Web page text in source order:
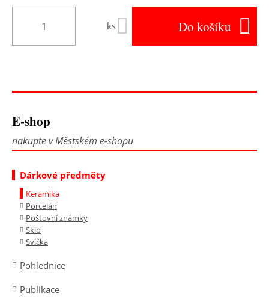
ks Do košíku
E-shop
nakupte v Městském e-shopu
Dárkové předměty
Keramika
Porcelán
Poštovní známky
Sklo
Svíčka
Pohlednice
Publikace